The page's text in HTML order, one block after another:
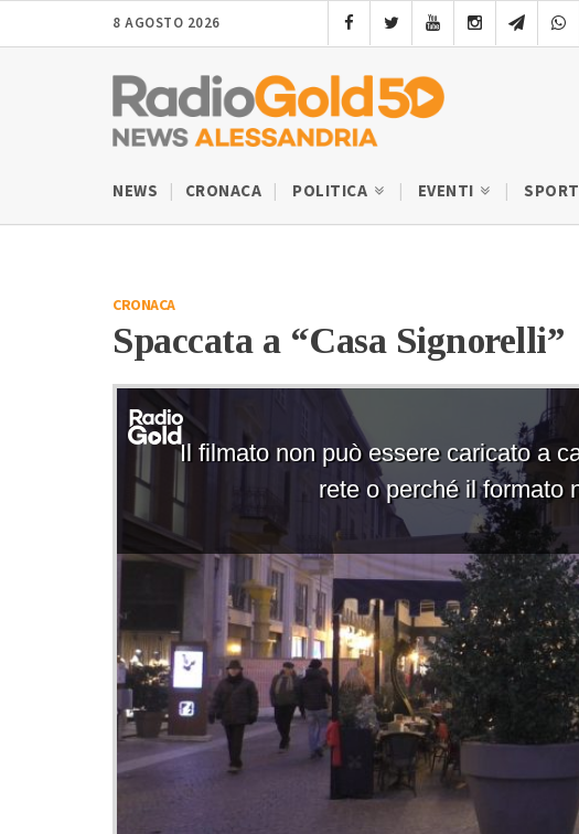
8 AGOSTO 2026
NEWS CRONACA POLITICA EVENTI SPORT
CRONACA
Spaccata a “Casa Signorelli”